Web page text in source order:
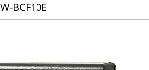
BCF10E